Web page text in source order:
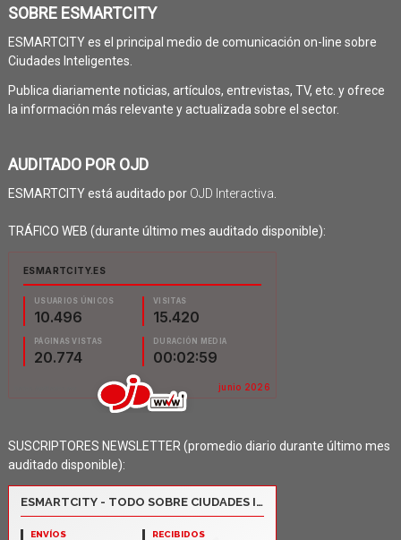
SOBRE ESMARTCITY
ESMARTCITY es el principal medio de comunicación on-line sobre
Ciudades Inteligentes.
Publica diariamente noticias, artículos, entrevistas, TV, etc. y ofrece
la información más relevante y actualizada sobre el sector.
AUDITADO POR OJD
ESMARTCITY está auditado por OJD Interactiva.
TRÁFICO WEB (durante último mes auditado disponible):
SUSCRIPTORES NEWSLETTER (promedio diario durante último mes
auditado disponible):